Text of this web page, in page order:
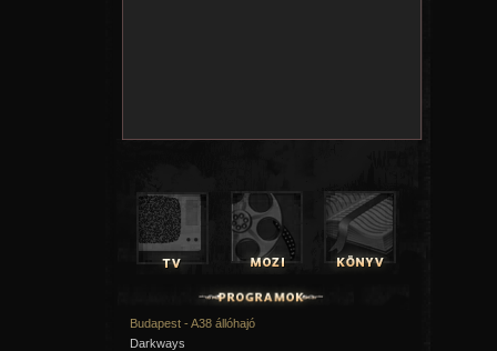
Budapest - A38 állóhajó
Darkways